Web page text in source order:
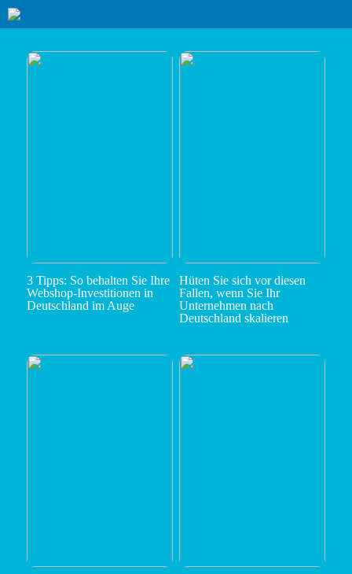
3 Tipps: So behalten Sie Ihre
Webshop-Investitionen in
Deutschland im Auge
Hüten Sie sich vor diesen
Fallen, wenn Sie Ihr
Unternehmen nach
Deutschland skalieren